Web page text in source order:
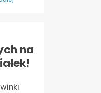
na